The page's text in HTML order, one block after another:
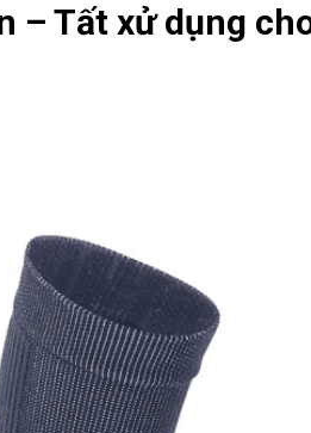
– Tất xử dụng